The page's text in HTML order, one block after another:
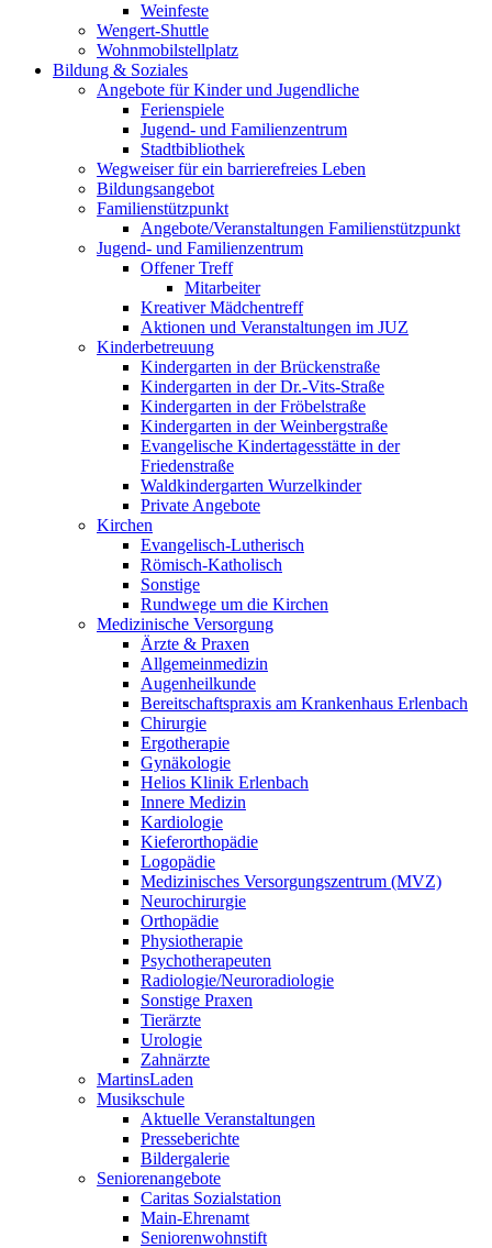
Weinfeste
Wengert-Shuttle
Wohnmobilstellplatz
Bildung & Soziales
Angebote für Kinder und Jugendliche
Ferienspiele
Jugend- und Familienzentrum
Stadtbibliothek
Wegweiser für ein barrierefreies Leben
Bildungsangebot
Familienstützpunkt
Angebote/Veranstaltungen Familienstützpunkt
Jugend- und Familienzentrum
Offener Treff
Mitarbeiter
Kreativer Mädchentreff
Aktionen und Veranstaltungen im JUZ
Kinderbetreuung
Kindergarten in der Brückenstraße
Kindergarten in der Dr.-Vits-Straße
Kindergarten in der Fröbelstraße
Kindergarten in der Weinbergstraße
Evangelische Kindertagesstätte in der
Friedenstraße
Waldkindergarten Wurzelkinder
Private Angebote
Kirchen
Evangelisch-Lutherisch
Römisch-Katholisch
Sonstige
Rundwege um die Kirchen
Medizinische Versorgung
Ärzte & Praxen
Allgemeinmedizin
Augenheilkunde
Bereitschaftspraxis am Krankenhaus Erlenbach
Chirurgie
Ergotherapie
Gynäkologie
Helios Klinik Erlenbach
Innere Medizin
Kardiologie
Kieferorthopädie
Logopädie
Medizinisches Versorgungszentrum (MVZ)
Neurochirurgie
Orthopädie
Physiotherapie
Psychotherapeuten
Radiologie/Neuroradiologie
Sonstige Praxen
Tierärzte
Urologie
Zahnärzte
MartinsLaden
Musikschule
Aktuelle Veranstaltungen
Presseberichte
Bildergalerie
Seniorenangebote
Caritas Sozialstation
Main-Ehrenamt
Seniorenwohnstift